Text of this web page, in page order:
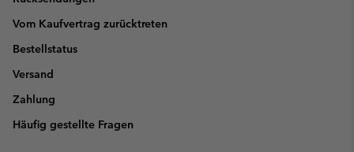
Vom Kaufvertrag zurücktreten
Bestellstatus
Versand
Zahlung
Häufig gestellte Fragen